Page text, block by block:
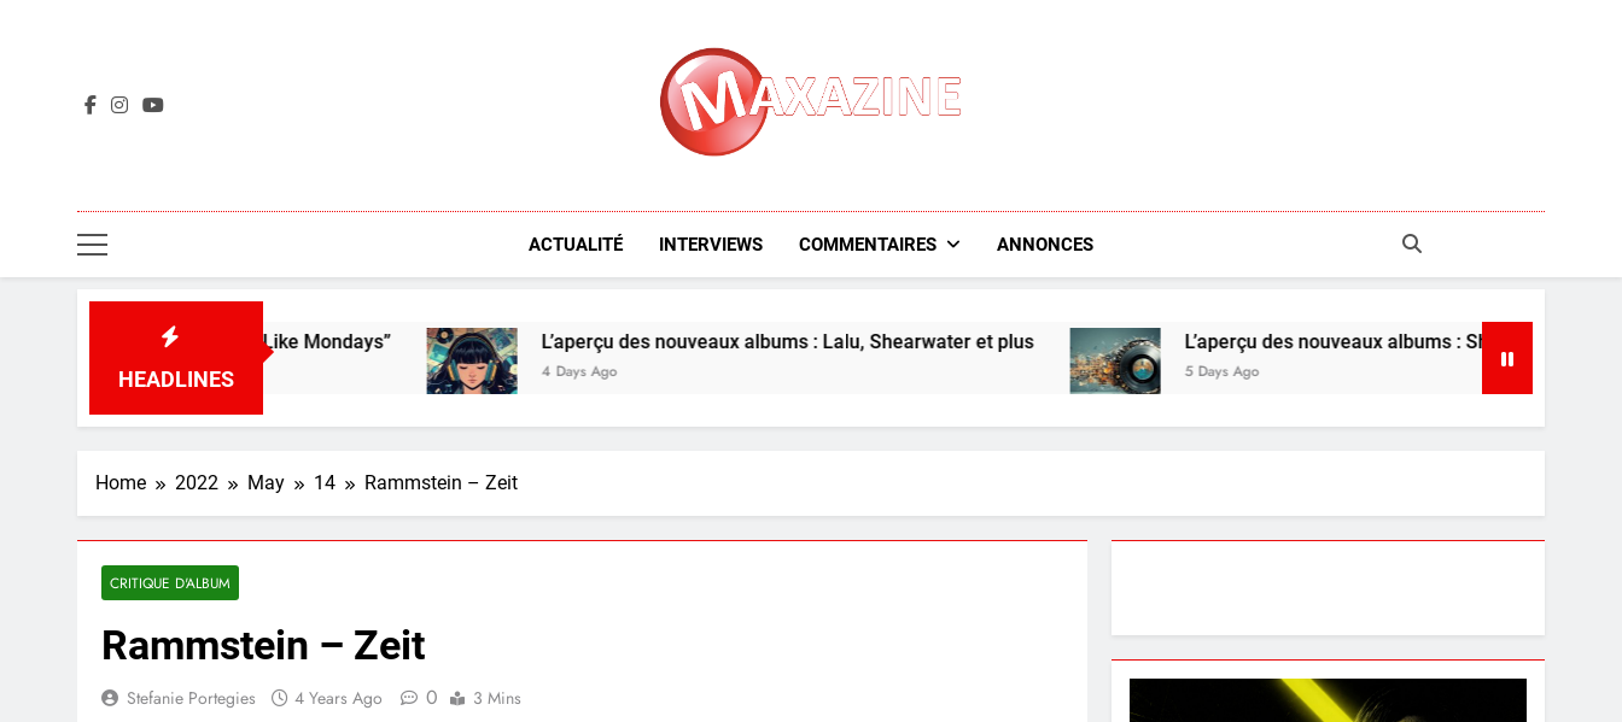
Maxazine.fr
ACTUALITÉ INTERVIEWS COMMENTAIRES ANNONCES
HEADLINES
Rats – “I Don’t Like Mondays” L’aperçu des nouveaux albums : Lalu, Shearwater et plus
4 Days Ago
L’aperçu des nouveaux albums : Shaboozey, Ariana Grande et
5 Days Ago
Home 2022 May 14 Rammstein – Zeit
CRITIQUE D'ALBUM
Rammstein – Zeit
Stefanie Portegies 4 Years Ago 0 3 Mins